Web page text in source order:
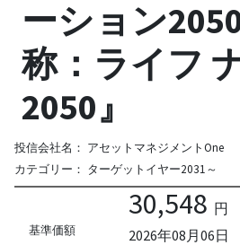
ーション
称：ライフ
2050』
投信会社名： アセットマネジメントOne
カテゴリー： ターゲットイヤー2031～
基準価額
30,548 円
2026年08月06日